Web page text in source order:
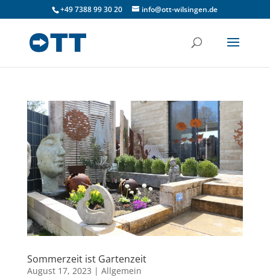
+49 7388 99 30 20 info@ott-wilsingen.de
Sommerzeit ist Gartenzeit
August 17, 2023 | Allgemein